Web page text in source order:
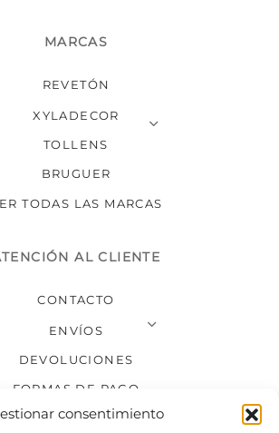
consentimiento
MARCAS
REVETÓN
XYLADECOR
TOLLENS
BRUGUER
TODAS LAS MARCAS
AL CLIENTE
CONTACTO
ENVÍOS
DEVOLUCIONES
FORMAS DE PAGO